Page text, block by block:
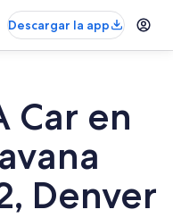
Descargar la app
Car en
Denver